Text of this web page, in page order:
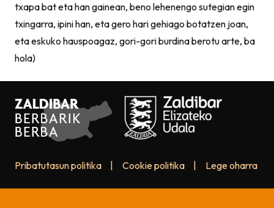
txapa bat eta han gainean, beno lehenengo sutegian egin
txingarra, ipini han, eta gero hari gehiago botatzen joan,
eta eskuko hauspoagaz, gori-gori burdina berotu arte, ba
hola)
Pribatutasun politika Cookie politika Lege oharra